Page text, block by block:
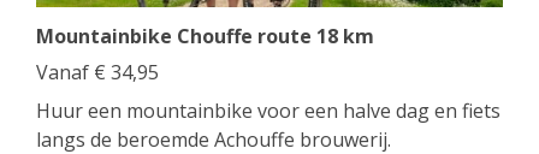
Mountainbike Chouffe route 18 km
Vanaf € 34,95
Huur een mountainbike voor een halve dag en fiets
langs de beroemde Achouffe brouwerij.